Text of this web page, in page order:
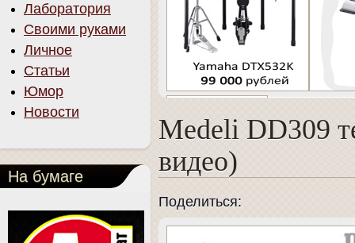
Medeli DD309
видео)
Поделиться:
Лаборатория
Своими руками
Личное
Статьи
Юмор
Новости
На бумаге